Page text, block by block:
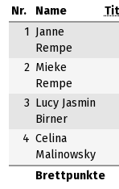
Nr. Name
Brettpunkte
1
Janne
Rempe
2 Mieke
Rempe
3
Lucy Jasmin
Birner
4 Celina
Malinowsky